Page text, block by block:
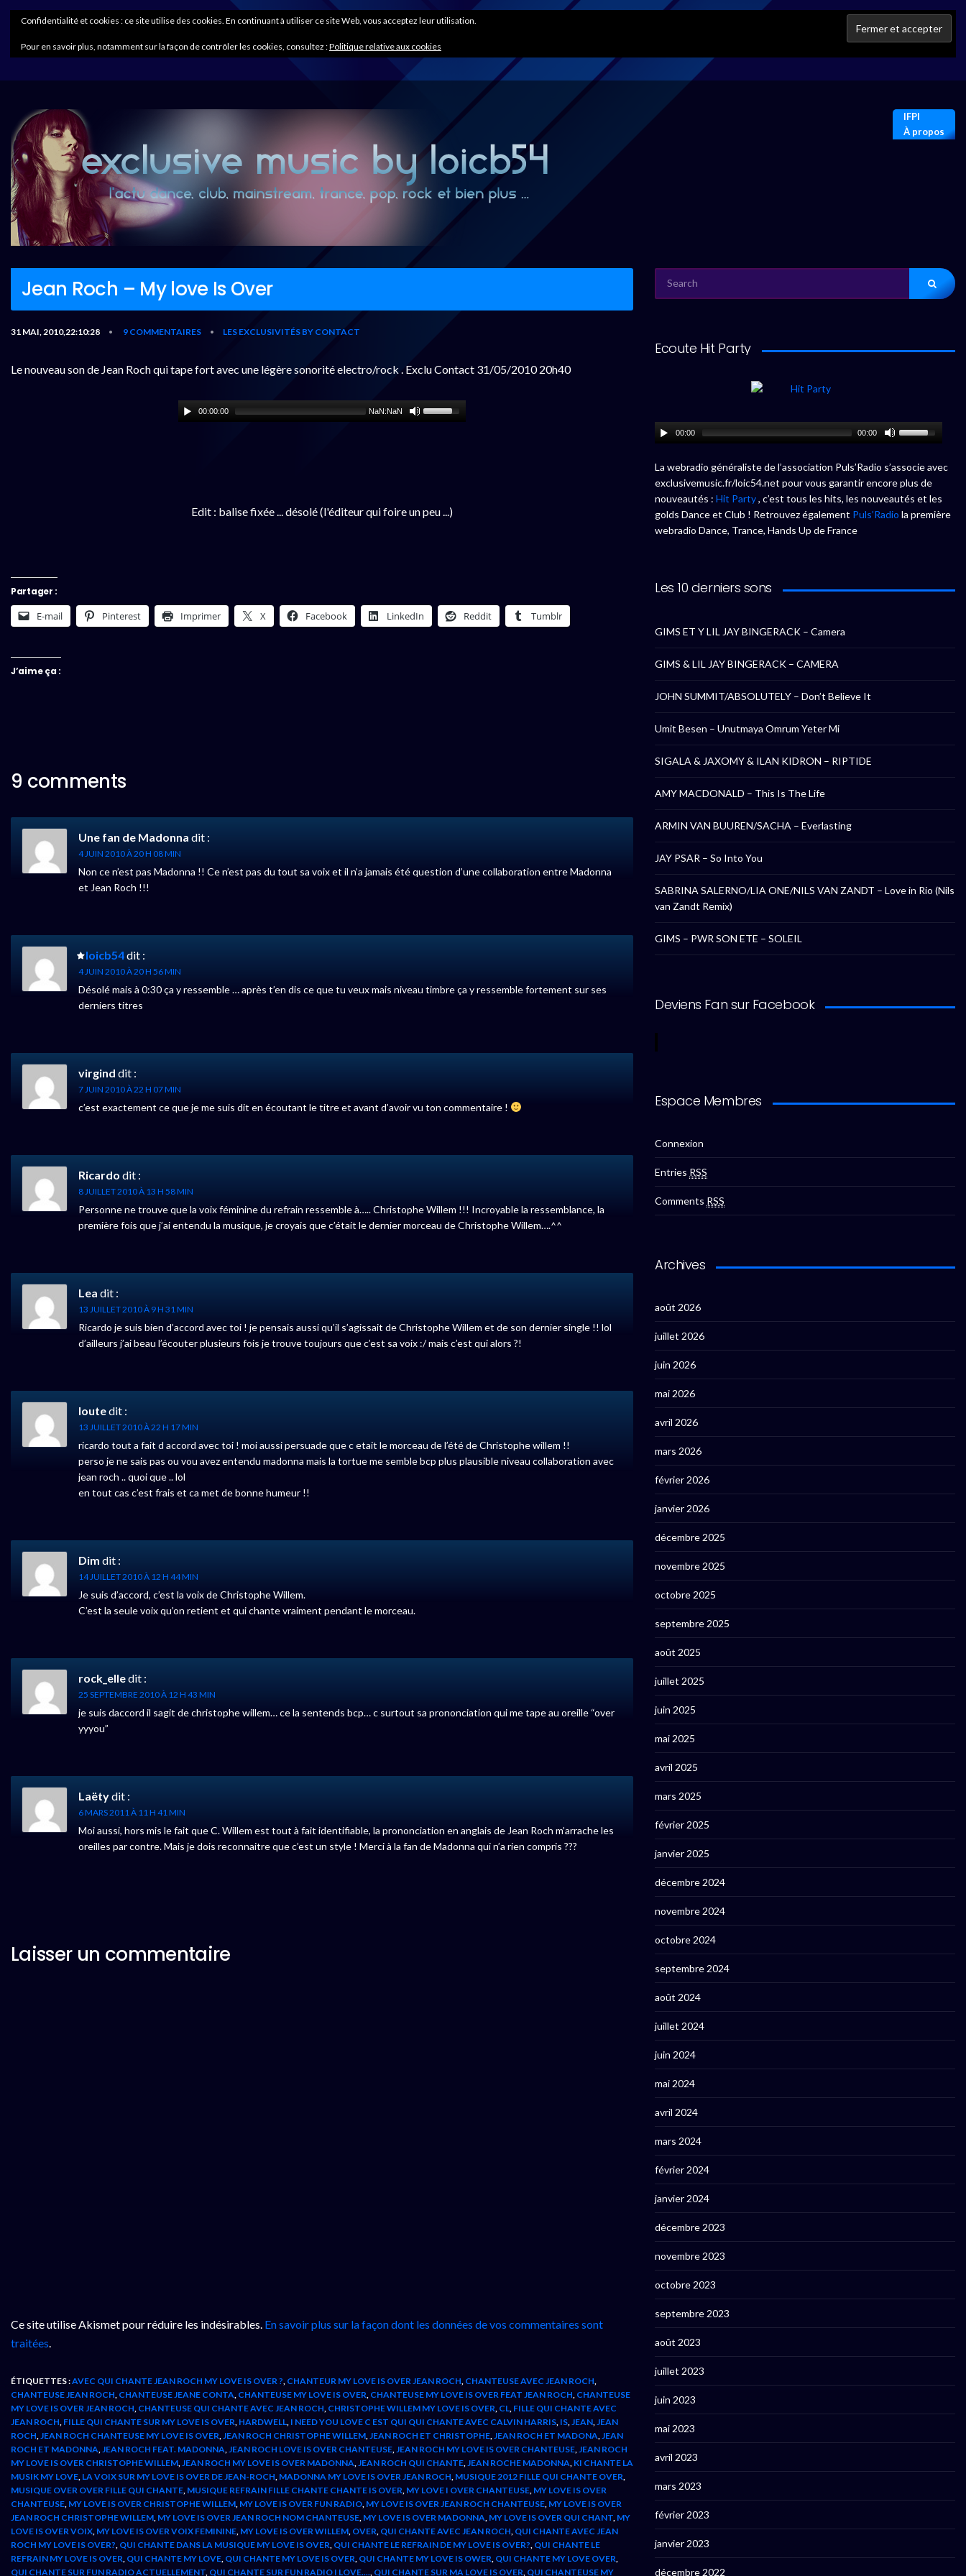
IFPI
À propos
Jean Roch – My love Is Over
31 MAI, 2010,22:10:28 • 9 COMMENTAIRES • LES EXCLUSIVITÉS BY CONTACT
Le nouveau son de Jean Roch qui tape fort avec une légère sonorité electro/rock . Exclu Contact 31/05/2010 20h40
00:00:00 NaN:NaN
Edit : balise fixée ... désolé (l'éditeur qui foire un peu ...)
Partager :
E-mail Pinterest Imprimer X Facebook LinkedIn Reddit Tumblr
J’aime ça :
9 comments
Une fan de Madonna dit :
4 JUIN 2010 À 20 H 08 MIN
Non ce n’est pas Madonna !! Ce n’est pas du tout sa voix et il n’a jamais été question d’une collaboration entre Madonna
et Jean Roch !!!
loicb54dit :
4 JUIN 2010 À 20 H 56 MIN
Désolé mais à 0:30 ça y ressemble … après t’en dis ce que tu veux mais niveau timbre ça y ressemble fortement sur ses
derniers titres
virgind dit :
7 JUIN 2010 À 22 H 07 MIN
c’est exactement ce que je me suis dit en écoutant le titre et avant d’avoir vu ton commentaire !
Ricardo dit :
8 JUILLET 2010 À 13 H 58 MIN
Personne ne trouve que la voix féminine du refrain ressemble à….. Christophe Willem !!! Incroyable la ressemblance, la
première fois que j’ai entendu la musique, je croyais que c’était le dernier morceau de Christophe Willem….^^
Lea dit :
13 JUILLET 2010 À 9 H 31 MIN
Ricardo je suis bien d’accord avec toi ! je pensais aussi qu’il s’agissait de Christophe Willem et de son dernier single !! lol
d’ailleurs j’ai beau l’écouter plusieurs fois je trouve toujours que c’est sa voix :/ mais c’est qui alors ?!
loutedit :
13 JUILLET 2010 À 22 H 17 MIN
ricardo tout a fait d accord avec toi ! moi aussi persuade que c etait le morceau de l’été de Christophe willem !!
perso je ne sais pas ou vou avez entendu madonna mais la tortue me semble bcp plus plausible niveau collaboration avec
jean roch .. quoi que .. lol
en tout cas c’est frais et ca met de bonne humeur !!
Dim dit :
14 JUILLET 2010 À 12 H 44 MIN
Je suis d’accord, c’est la voix de Christophe Willem.
C’est la seule voix qu’on retient et qui chante vraiment pendant le morceau.
rock_elledit :
25 SEPTEMBRE 2010 À 12 H 43 MIN
je suis daccord il sagit de christophe willem… ce la sentends bcp… c surtout sa prononciation qui me tape au oreille “over
yyyou”
Laëtydit :
6 MARS 2011 À 11 H 41 MIN
Moi aussi, hors mis le fait que C. Willem est tout à fait identifiable, la prononciation en anglais de Jean Roch m’arrache les
oreilles par contre. Mais je dois reconnaitre que c’est un style ! Merci à la fan de Madonna qui n’a rien compris ???
Laisser un commentaire
Ce site utilise Akismet pour réduire les indésirables. En savoir plus sur la façon dont les données de vos commentaires sont
traitées.
ÉTIQUETTES :AVEC QUI CHANTE JEAN ROCH MY LOVE IS OVER ?, CHANTEUR MY LOVE IS OVER JEAN ROCH, CHANTEUSE AVEC JEAN ROCH,
CHANTEUSE JEAN ROCH, CHANTEUSE JEANE CONTA, CHANTEUSE MY LOVE IS OVER, CHANTEUSE MY LOVE IS OVER FEAT JEAN ROCH, CHANTEUSE
MY LOVE IS OVER JEAN ROCH, CHANTEUSE QUI CHANTE AVEC JEAN ROCH, CHRISTOPHE WILLEM MY LOVE IS OVER, CL, FILLE QUI CHANTE AVEC
JEAN ROCH, FILLE QUI CHANTE SUR MY LOVE IS OVER, HARDWELL, I NEED YOU LOVE C EST QUI QUI CHANTE AVEC CALVIN HARRIS, IS,JEAN,JEAN
ROCH,JEAN ROCH CHANTEUSE MY LOVE IS OVER,JEAN ROCH CHRISTOPHE WILLEM,JEAN ROCH ET CHRISTOPHE,JEAN ROCH ET MADONA,JEAN
ROCH ET MADONNA,JEAN ROCH FEAT. MADONNA,JEAN ROCH LOVE IS OVER CHANTEUSE,JEAN ROCH MY LOVE IS OVER CHANTEUSE,JEAN ROCH
MY LOVE IS OVER CHRISTOPHE WILLEM,JEAN ROCH MY LOVE IS OVER MADONNA,JEAN ROCH QUI CHANTE,JEAN ROCHE MADONNA, KI CHANTE LA
MUSIK MY LOVE, LA VOIX SUR MY LOVE IS OVER DE JEAN-ROCH, MADONNA MY LOVE IS OVER JEAN ROCH, MUSIQUE 2012 FILLE QUI CHANTE OVER,
MUSIQUE OVER OVER FILLE QUI CHANTE, MUSIQUE REFRAIN FILLE CHANTE CHANTE IS OVER, MY LOVE I OVER CHANTEUSE, MY LOVE IS OVER
CHANTEUSE, MY LOVE IS OVER CHRISTOPHE WILLEM, MY LOVE IS OVER FUN RADIO, MY LOVE IS OVER JEAN ROCH CHANTEUSE, MY LOVE IS OVER
JEAN ROCH CHRISTOPHE WILLEM, MY LOVE IS OVER JEAN ROCH NOM CHANTEUSE, MY LOVE IS OVER MADONNA, MY LOVE IS OVER QUI CHANT, MY
LOVE IS OVER VOIX, MY LOVE IS OVER VOIX FEMININE, MY LOVE IS OVER WILLEM, OVER, QUI CHANTE AVEC JEAN ROCH, QUI CHANTE AVEC JEAN
ROCH MY LOVE IS OVER?, QUI CHANTE DANS LA MUSIQUE MY LOVE IS OVER, QUI CHANTE LE REFRAIN DE MY LOVE IS OVER?, QUI CHANTE LE
REFRAIN MY LOVE IS OVER, QUI CHANTE MY LOVE, QUI CHANTE MY LOVE IS OVER, QUI CHANTE MY LOVE IS OWER, QUI CHANTE MY LOVE OVER,
QUI CHANTE SUR FUN RADIO ACTUELLEMENT, QUI CHANTE SUR FUN RADIO I LOVE...., QUI CHANTE SUR MA LOVE IS OVER, QUI CHANTEUSE MY
FOR:
Ecoute Hit Party
00:00 00:00
La webradio généraliste de l’association Puls’Radio s’associe avec
exclusivemusic.fr/loic54.net pour vous garantir encore plus de
nouveautés : Hit Party, c’est tous les hits, les nouveautés et les
golds Dance et Club ! Retrouvez également Puls’Radio la première
webradio Dance, Trance, Hands Up de France
Les 10 derniers sons
GIMS ET Y LIL JAY BINGERACK – Camera
GIMS & LIL JAY BINGERACK – CAMERA
JOHN SUMMIT/ABSOLUTELY – Don’t Believe It
Umit Besen – Unutmaya Omrum Yeter Mi
SIGALA & JAXOMY & ILAN KIDRON – RIPTIDE
AMY MACDONALD – This Is The Life
ARMIN VAN BUUREN/SACHA – Everlasting
JAY PSAR – So Into You
SABRINA SALERNO/LIA ONE/NILS VAN ZANDT – Love in Rio (Nils
van Zandt Remix)
GIMS – PWR SON ETE – SOLEIL
Deviens Fan sur Facebook
Espace Membres
Connexion
Entries RSS
Comments RSS
Archives
août 2026
juillet 2026
juin 2026
mai 2026
avril 2026
mars 2026
février 2026
janvier 2026
décembre 2025
novembre 2025
octobre 2025
septembre 2025
août 2025
juillet 2025
juin 2025
mai 2025
avril 2025
mars 2025
février 2025
janvier 2025
décembre 2024
novembre 2024
octobre 2024
septembre 2024
août 2024
juillet 2024
juin 2024
mai 2024
avril 2024
mars 2024
février 2024
janvier 2024
décembre 2023
novembre 2023
octobre 2023
septembre 2023
août 2023
juillet 2023
juin 2023
mai 2023
avril 2023
mars 2023
février 2023
janvier 2023
décembre 2022
Confidentialité et cookies : ce site utilise des cookies. En continuant à utiliser ce site Web, vous acceptez leur utilisation.
Pour en savoir plus, notamment sur la façon de contrôler les cookies, consultez :Politique relative aux cookies